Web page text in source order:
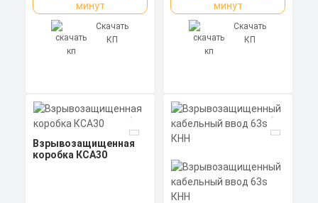
минут
Скачать
КП
минут
Скачать
КП
Взрывозащищенная
коробка КСА30